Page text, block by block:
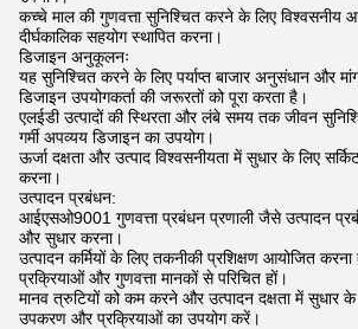
कच्चे माल की गुणवत्ता सुनिश्चित करने के लिए विश्वसनीय
दीर्घकालिक सहयोग स्थापित करना।
डिजाइन अनुकूलनः
यह सुनिश्चित करने के लिए पर्याप्त बाजार अनुसंधान और
डिजाइन उपयोगकर्ता की जरूरतों को पूरा करता है।
एलईडी उत्पादों की स्थिरता और लंबे समय तक जीवन
गर्मी अपव्यय डिजाइन का उपयोग।
ऊर्जा दक्षता और उत्पाद विश्वसनीयता में सुधार के लिए
करना।
उत्पादन प्रबंधन:
आईएसओ9001 गुणवत्ता प्रबंधन प्रणाली जैसे उत्पादन
और सुधार करना।
उत्पादन कर्मियों के लिए तकनीकी प्रशिक्षण आयोजित करना
प्रक्रियाओं और गुणवत्ता मानकों से परिचित हों।
मानव त्रुटियों को कम करने और उत्पादन दक्षता में सुधार के
उपकरण और प्रक्रियाओं का उपयोग करें।